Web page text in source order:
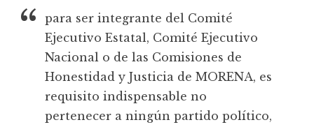
para ser integrante del Comité
Ejecutivo Estatal, Comité Ejecutivo
Nacional o de las Comisiones de
Honestidad y Justicia de MORENA, es
requisito indispensable no
pertenecer a ningún partido político,